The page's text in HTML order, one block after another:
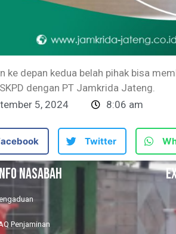
ke depan kedua belah pihak bisa
dengan PT Jamkrida Jateng.
5, 2024
8:06 am
Twitter
NASABAH
Penjaminan